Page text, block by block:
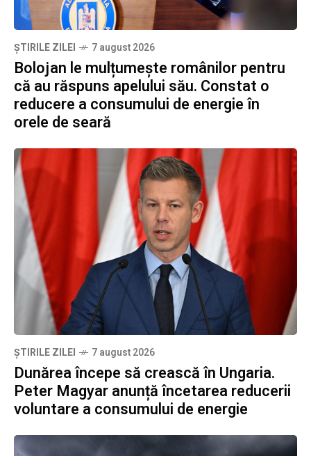
ȘTIRILE ZILEI 7 august 2026
Bolojan le mulțumește românilor pentru
că au răspuns apelului său. Constat o
reducere a consumului de energie în
orele de seară
ȘTIRILE ZILEI 7 august 2026
Dunărea începe să crească în Ungaria.
Peter Magyar anunță încetarea reducerii
voluntare a consumului de energie